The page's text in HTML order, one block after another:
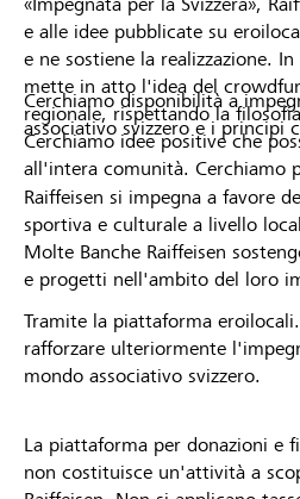
e alle idee pubblicate su
e ne sostiene la realizzazione.
mette in atto l'idea del
regionale, rispettando la
Cerchiamo idee positive che
all'intera comunità. Cerchiamo
Cerchiamo disponibilità a
associativo svizzero e i principi
Raiffeisen si impegna a favore
sportiva e culturale a livello
Molte Banche Raiffeisen
e progetti nell'ambito del loro
Tramite la piattaforma
rafforzare ulteriormente
mondo associativo svizzero.
La piattaforma per donazioni e
non costituisce un'attività a